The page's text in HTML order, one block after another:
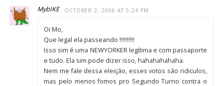
MybIKE OCTOBER 2, 2006 AT 5:24 PM
Oi Mo,
Que legal ela passeando !!!!!!!!!!
Isso sim é uma NEWYORKER legítima e com passaporte
e tudo. Ela sim pode dizer isso, hahahahahaha.
Nem me fale dessa eleição, esses votos são ridiculos,
mas pelo menos fomos pro Segundo Turno contra o